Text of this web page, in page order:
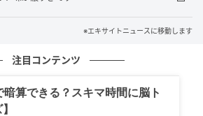
※エキサイトニュースに移動します
注目コンテンツ
算できる？スキマ時間に脳ト